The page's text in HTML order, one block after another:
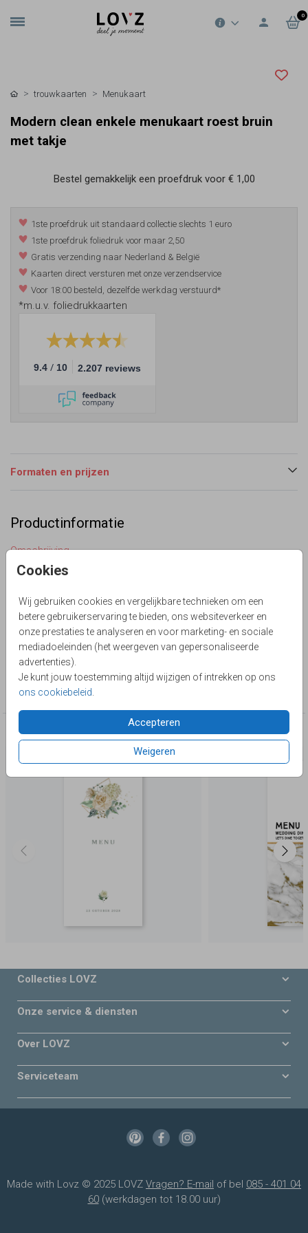
0
Cookies
Wij gebruiken cookies en vergelijkbare technieken om een
betere gebruikerservaring te bieden, ons websiteverkeer en
onze prestaties te analyseren en voor marketing- en sociale
mediadoeleinden (het weergeven van gepersonaliseerde
advertenties).
Je kunt jouw toestemming altijd wijzigen of intrekken op ons
ons cookiebeleid
Accepteren
Weigeren
trouwkaarten Menukaart
Modern clean enkele menukaart roest bruin
met takje
Bestel gemakkelijk een proefdruk voor € 1,00
1ste proefdruk uit standaard collectie slechts 1 euro
1ste proefdruk foliedruk voor maar 2,50
Gratis verzending naar Nederland & België
Kaarten direct versturen met onze verzendservice
Voor 18:00 besteld, dezelfde werkdag verstuurd*
*m.u.v. foliedrukkaarten
9.4 / 10 2.207 reviews
Formaten en prijzen
Productinformatie
Omschrijving
Opzoek naar een moderne rustige menu- en drankkaart in
aanpassen. De takjes en andere elementen staan in de
beeldbank, zo maakt je de menukaart nog persoonlijker.
Zelf maken!
Toon meer
Lievez
Collectie
Menukaart
Deze producten zijn wellicht ook iets voor je
Collecties LOVZ
Onze service & diensten
Over LOVZ
Serviceteam
Made with Lovz © 2025 LOVZ Vragen? E-mail of bel 085 - 401 04
60(werkdagen tot 18.00 uur)